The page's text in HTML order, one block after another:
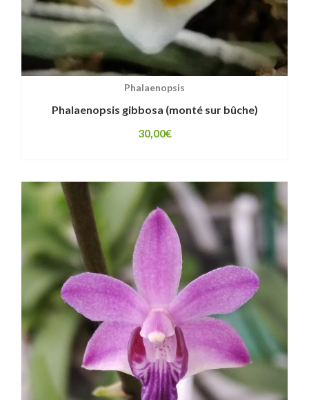
Phalaenopsis
Phalaenopsis gibbosa (monté sur bûche)
30,00€